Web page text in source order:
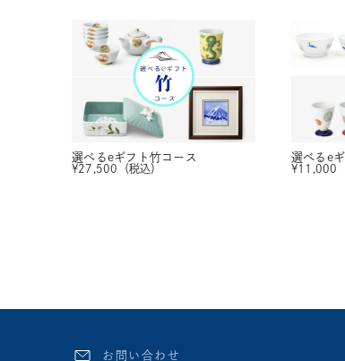
選べるeギフト 竹コース
¥27,500 （税込）
選べるeギ
¥11,000
お問い合わせ